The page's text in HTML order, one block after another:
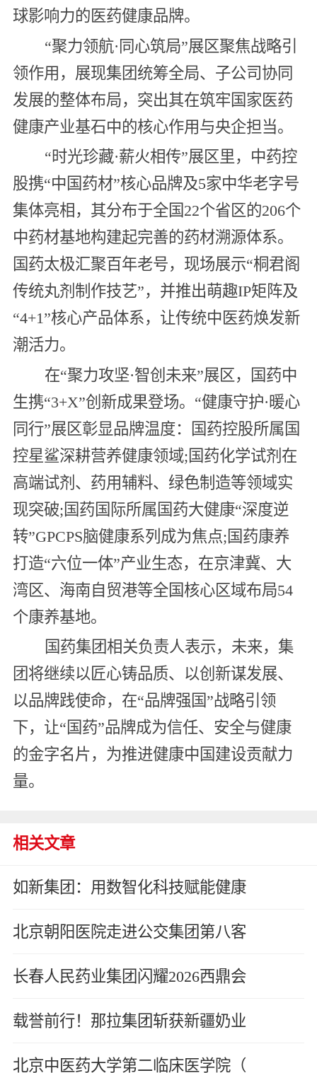
球影响力的医药健康品牌。
“聚力领航·同心筑局”展区聚焦战略引
领作用，展现集团统筹全局、子公司协同
发展的整体布局，突出其在筑牢国家医药
健康产业基石中的核心作用与央企担当。
“时光珍藏·薪火相传”展区里，中药控
股携“中国药材”核心品牌及5家中华老字号
集体亮相，其分布于全国22个省区的206个
中药材基地构建起完善的药材溯源体系。
国药太极汇聚百年老号，现场展示“桐君阁
传统丸剂制作技艺”，并推出萌趣IP矩阵及
“4+1”核心产品体系，让传统中医药焕发新
潮活力。
在“聚力攻坚·智创未来”展区，国药中
生携“3+X”创新成果登场。“健康守护·暖心
同行”展区彰显品牌温度：国药控股所属国
控星鲨深耕营养健康领域;国药化学试剂在
高端试剂、药用辅料、绿色制造等领域实
现突破;国药国际所属国药大健康“深度逆
转”GPCPS脑健康系列成为焦点;国药康养
打造“六位一体”产业生态，在京津冀、大
湾区、海南自贸港等全国核心区域布局54
个康养基地。
国药集团相关负责人表示，未来，集
团将继续以匠心铸品质、以创新谋发展、
以品牌践使命，在“品牌强国”战略引领
下，让“国药”品牌成为信任、安全与健康
的金字名片，为推进健康中国建设贡献力
量。
相关文章
如新集团：用数智化科技赋能健康
北京朝阳医院走进公交集团第八客
长春人民药业集团闪耀2026西鼎会
载誉前行！那拉集团斩获新疆奶业
北京中医药大学第二临床医学院（